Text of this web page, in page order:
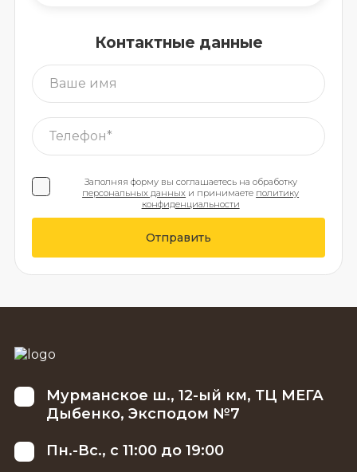
Контактные данные
Заполняя форму вы соглашаетесь на обработку
персональных данных и принимаете политику
конфиденциальности
Отправить
Мурманское ш., 12-ый км, ТЦ МЕГА
Дыбенко, Эксподом №7
Пн.-Вс., с 11:00 до 19:00